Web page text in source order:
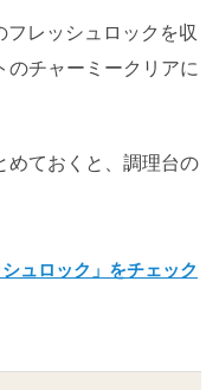
レッシュロックを収
のチャーミークリアに
めておくと、調理台の
ュロック」をチェック